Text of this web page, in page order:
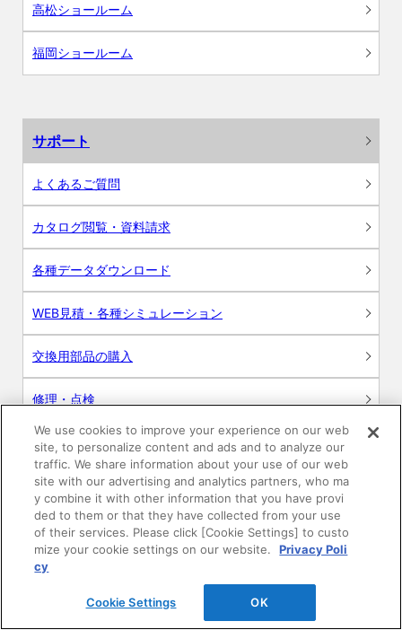
高松ショールーム
福岡ショールーム
サポート
よくあるご質問
カタログ閲覧・資料請求
各種データダウンロード
WEB見積・各種シミュレーション
交換用部品の購入
修理・点検
お問い合わせ
ログイン
建築・設計関係者様向けサイト
ユーザー登録サービス
WEB見積システム
We use cookies to improve your experience on our web
site, to personalize content and ads and to analyze our
traffic. We share information about your use of our web
site with our advertising and analytics partners, who ma
y combine it with other information that you have provi
ded to them or that they have collected from your use
of their services. Please click [Cookie Settings] to custo
mize your cookie settings on our website.
Privacy Poli
cy
Cookie Settings OK